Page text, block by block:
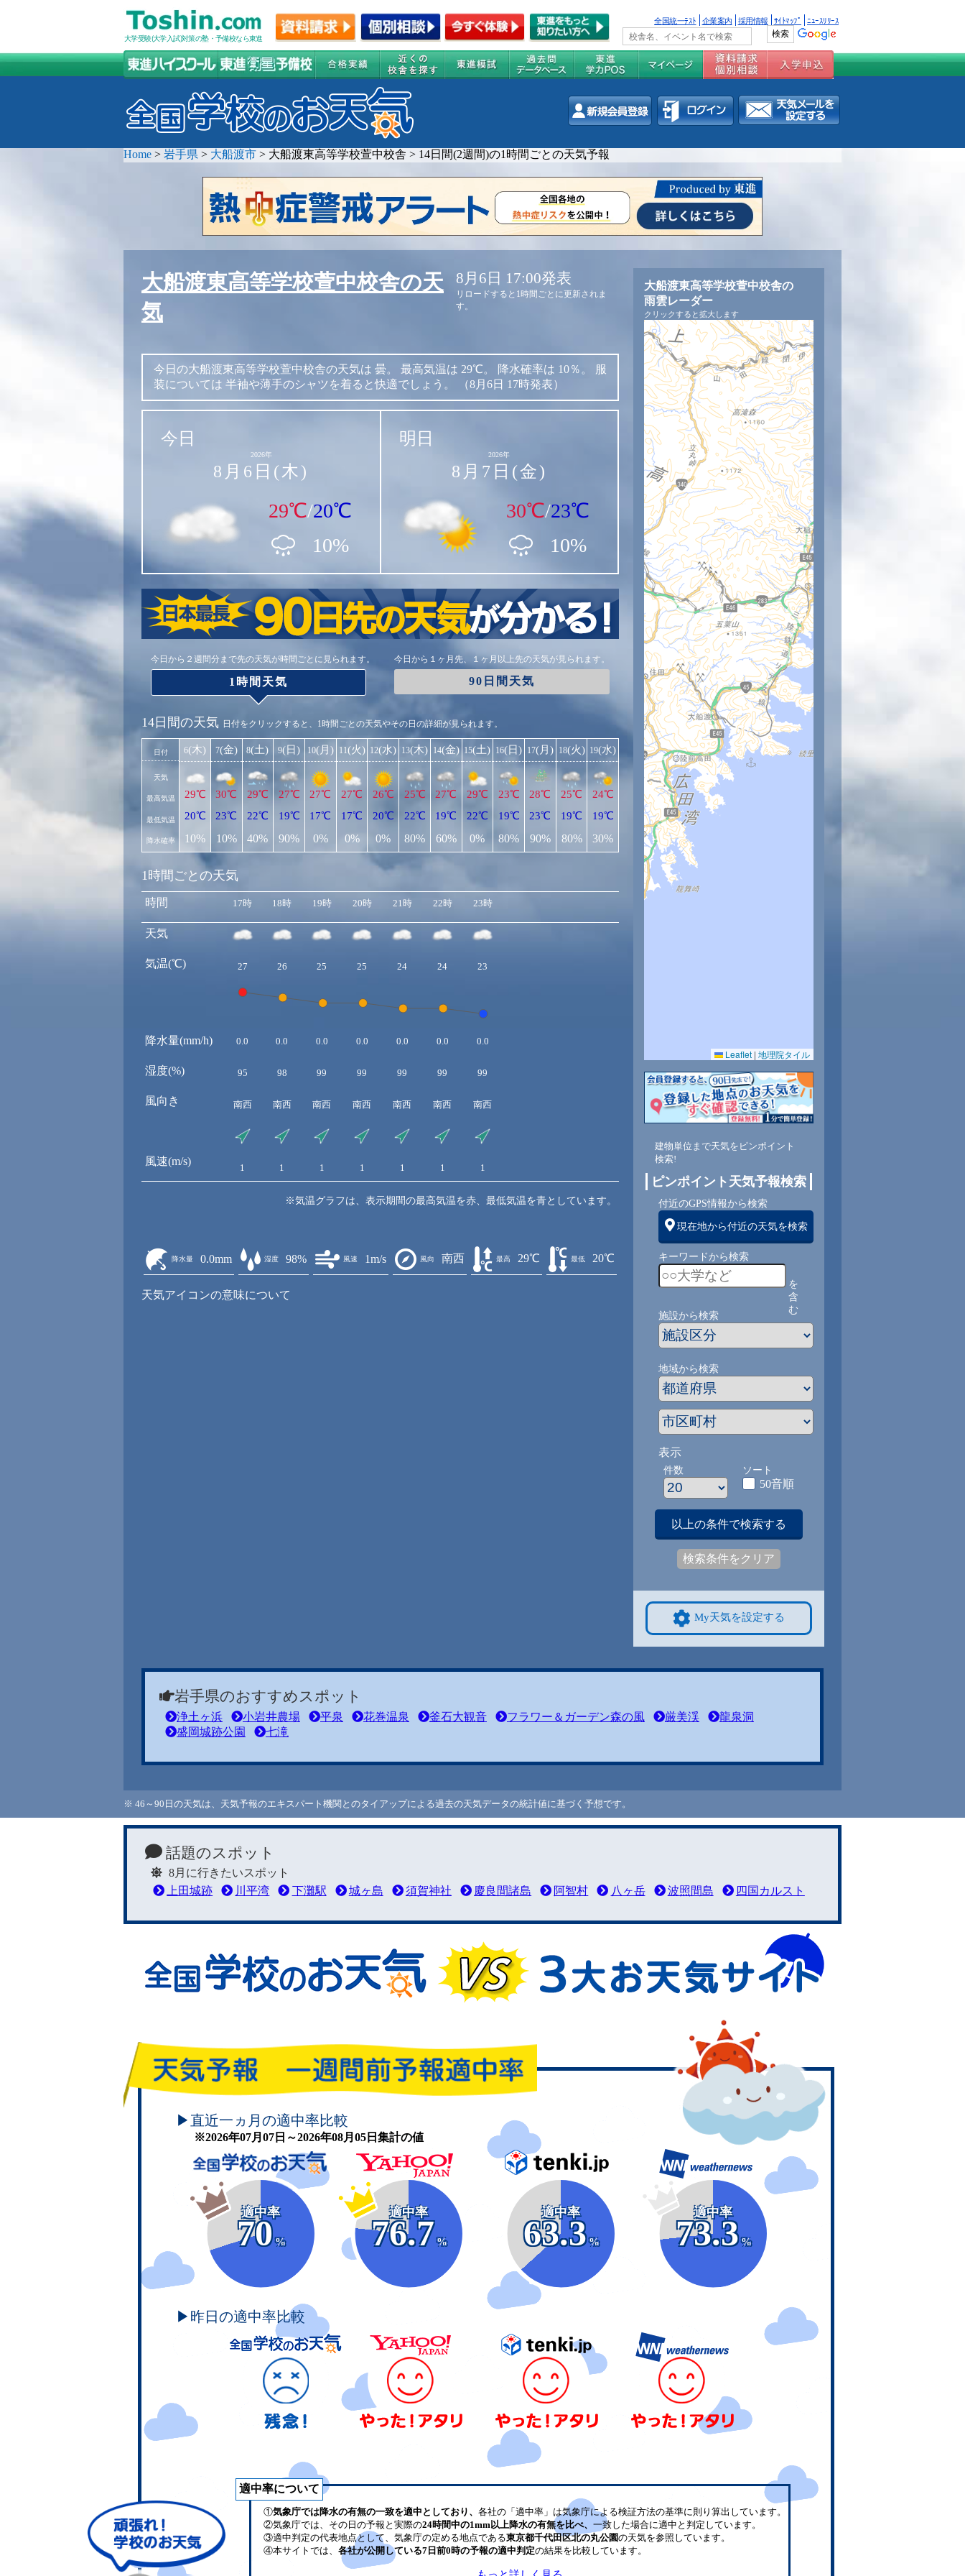
大学受験(大学入試)対策の塾・予備校なら東進
全国統一ﾃｽﾄ 企業案内 採用情報 ｻｲﾄﾏｯﾌﾟ ﾆｭｰｽﾘﾘｰｽ
Home > 岩手県 > 大船渡市 > 大船渡東高等学校萱中校舎 > 14日間(2週間)の1時間ごとの天気予報
大船渡東高等学校萱中校舎の天
気
8月6日 17:00発表
リロードすると1時間ごとに更新されま
す。
今日の大船渡東高等学校萱中校舎の天気は 曇。 最高気温は 29℃。 降水確率は 10％。
服
装については 半袖や薄手のシャツを着ると快適でしょう。 （8月6日 17時発表）
今日
2026年
8月6日(木)
29℃/20℃
10%
明日
2026年
8月7日(金)
30℃/23℃
10%
今日から２週間分まで先の天気が時間ごとに見られます。
1時間天気
今日から１ヶ月先、１ヶ月以上先の天気が見られます。
90日間天気
14日間の天気 日付をクリックすると、1時間ごとの天気やその日の詳細が見られます。
日付
天気
最高気温
最低気温
降水確率
6(木)
29℃
20℃
10%
7(金)
30℃
23℃
10%
8(土)
29℃
22℃
40%
9(日)
27℃
19℃
90%
10(月)
27℃
17℃
0%
11(火)
27℃
17℃
0%
12(水)
26℃
20℃
0%
13(木)
25℃
22℃
80%
14(金)
27℃
19℃
60%
15(土)
29℃
22℃
0%
16(日)
23℃
19℃
80%
17(月)
28℃
23℃
90%
18(火)
25℃
19℃
80%
19(水)
24℃
19℃
30%
1時間ごとの天気
時間
天気
気温(℃)
降水量(mm/h)
湿度(%)
風向き
風速(m/s)
17時 18時 19時 20時 21時 22時 23時
27 26 25 25 24 24 23
0.0 0.0 0.0 0.0 0.0 0.0 0.0
95 98 99 99 99 99 99
南西 南西 南西 南西 南西 南西 南西
1 1 1 1 1 1 1
※気温グラフは、表示期間の最高気温を赤、最低気温を青としています。
降水量 0.0mm 湿度 98% 風速 1m/s 風向 南西 最高 29℃ 最低 20℃
天気アイコンの意味について
大船渡東高等学校萱中校舎の
雨雲レーダー
クリックすると拡大します
Leaflet | 地理院タイル
建物単位まで天気をピンポイント
検索!
ピンポイント天気予報検索
付近のGPS情報から検索
現在地から付近の天気を検索
キーワードから検索
を
含
む
施設から検索
地域から検索
表示
件数 ソート
50音順
以上の条件で検索する
検索条件をクリア
My天気を設定する
岩手県のおすすめスポット
浄土ヶ浜 小岩井農場 平泉 花巻温泉 釜石大観音 フラワー＆ガーデン森の風 厳美渓
龍泉洞
盛岡城跡公園
七滝
※ 46～90日の天気は、天気予報のエキスパート機関とのタイアップによる過去の天気データの統計値に基づく予想です。
話題のスポット
8月に行きたいスポット
上田城跡
川平湾 下灘駅 城ヶ島 須賀神社 慶良間諸島 阿智村 八ヶ岳 波照間島 四国カルスト
頑張れ！学校のお天気
▶直近一ヵ月の適中率比較
※2026年07月07日～2026年08月05日集計の値
適中率
70
%
適中率
76.7
%
適中率
63.3
%
適中率
73.3
%
▶昨日の適中率比較
適中率について
①気象庁では降水の有無の一致を適中としており、 各社の「適中率」は気象庁による検証方法の基準に則り算出しています。
②気象庁では、その日の予報と実際の24時間中の1mm以上降水の有無を比べ、 一致した場合に適中と判定しています。
③適中判定の代表地点として、気象庁の定める地点である東京都千代田区北の丸公園の天気を参照しています。
④本サイトでは、 各社が公開している7日前0時の予報の適中判定の結果を比較しています。